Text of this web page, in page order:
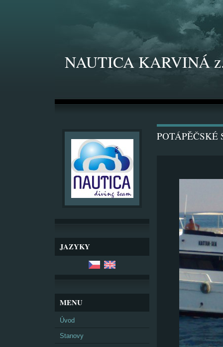
NAUTICA KARVINÁ
JAZYKY
MENU
Úvod
Stanovy
POTÁPĚČSKÉ